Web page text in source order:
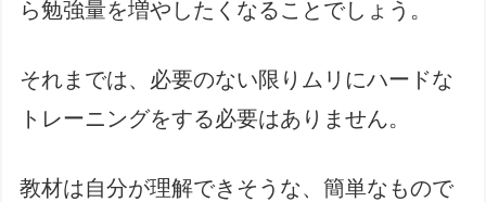
ら勉強量を増やしたくなることでしょう。
それまでは、必要のない限りムリにハードな
トレーニングをする必要はありません。
教材は自分が理解できそうな、簡単なもので